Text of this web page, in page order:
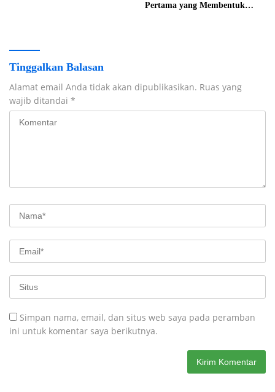
Pertama yang Membentuk
Tinggalkan Balasan
Alamat email Anda tidak akan dipublikasikan. Ruas yang
wajib ditandai *
Simpan nama, email, dan situs web saya pada peramban
ini untuk komentar saya berikutnya.